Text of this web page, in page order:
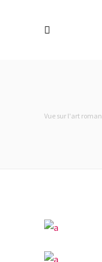
Vue sur l'art roman